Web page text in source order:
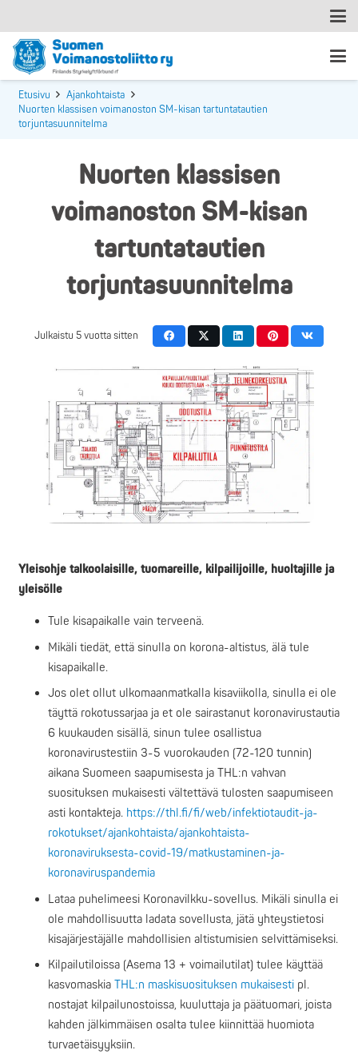
Etusivu
Ajankohtaista
Nuorten klassisen voimanoston SM-kisan tartuntatautien
torjuntasuunnitelma
Nuorten klassisen
voimanoston SM-kisan
tartuntatautien
torjuntasuunnitelma
Julkaistu5 vuotta sitten
Yleisohje talkoolaisille, tuomareille, kilpailijoille, huoltajille ja
yleisölle
Tule kisapaikalle vain terveenä.
Mikäli tiedät, että sinulla on korona-altistus, älä tule
kisapaikalle.
Jos olet ollut ulkomaanmatkalla kisaviikolla, sinulla ei ole
täyttä rokotussarjaa ja et ole sairastanut koronavirustautia
6 kuukauden sisällä, sinun tulee osallistua
koronavirustestiin 3-5 vuorokauden (72-120 tunnin)
aikana Suomeen saapumisesta ja THL:n vahvan
suosituksen mukaisesti vältettävä tulosten saapumiseen
asti kontakteja. https://thl.fi/fi/web/infektiotaudit-ja-
rokotukset/ajankohtaista/ajankohtaista-
koronaviruksesta-covid-19/matkustaminen-ja-
koronaviruspandemia
Lataa puhelimeesi Koronavilkku-sovellus. Mikäli sinulla ei
ole mahdollisuutta ladata sovellusta, jätä yhteystietosi
kisajärjestäjälle mahdollisien altistumisien selvittämiseksi.
Kilpailutiloissa (Asema 13 + voimailutilat) tulee käyttää
kasvomaskia THL:n maskisuosituksen mukaisesti pl.
nostajat kilpailunostoissa, kuuluttaja ja päätuomari, joista
kahden jälkimmäisen osalta tulee kiinnittää huomiota
turvaetäisyyksiin.